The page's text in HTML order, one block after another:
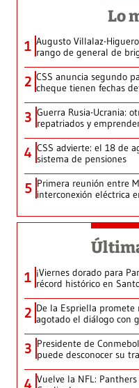
Lo
1 Augusto Villalaz-
rango de general de
2 CSS anuncia segundo
cheque tienen fechas
3 Guerra Rusia-Ucrania:
repatriados y
4 CSS advierte: el 18 de
sistema de pensiones
5 Primera reunión entre
interconexión eléctrica
1 ¡Viernes dorado para
récord histórico en
2 De la Espriella promete
agotado el diálogo con
3 Presidente de
puede desconocer su
4 Vuelve la NFL: